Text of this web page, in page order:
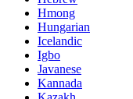
Hmong
Hungarian
Icelandic
Igbo
Javanese
Kannada